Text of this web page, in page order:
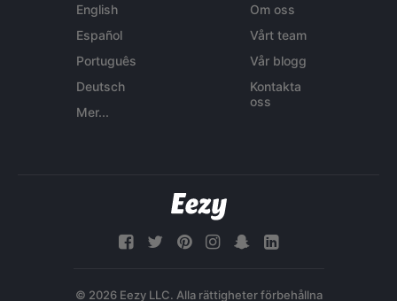
English
Español
Português
Deutsch
Mer...
Om oss
Vårt team
Vår blogg
Kontakta
oss
© 2026 Eezy LLC. Alla rättigheter förbehållna